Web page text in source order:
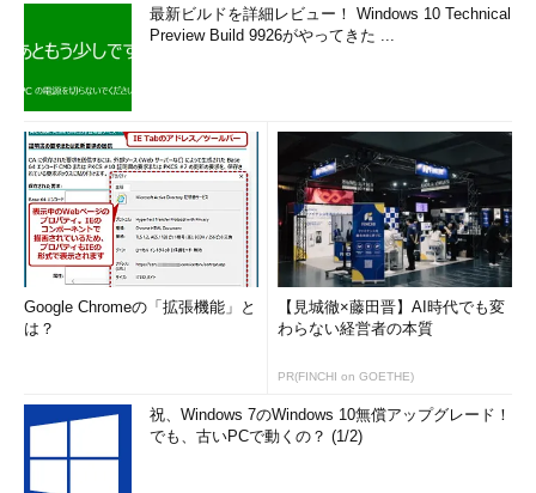
最新ビルドを詳細レビュー！ Windows 10 Technical
Preview Build 9926がやってきた ...
Google Chromeの「拡張機能」と
は？
【見城徹×藤田晋】AI時代でも変
わらない経営者の本質
PR(FINCHI on GOETHE)
祝、Windows 7のWindows 10無償アップグレード！
でも、古いPCで動くの？ (1/2)